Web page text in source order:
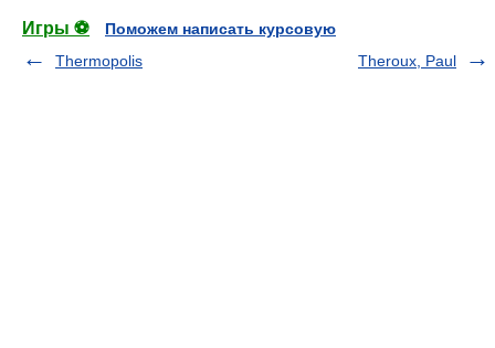
Игры ⚽
Поможем написать курсовую
Thermopolis
Theroux, Paul